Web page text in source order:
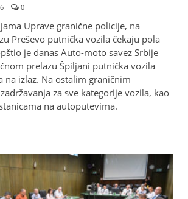
0
Uprave granične policije, na
Preševo putnička vozila čekaju pola
je danas Auto-moto savez Srbije
prelazu Špiljani putnička vozila
na izlaz. Na ostalim graničnim
za sve kategorije vozila, kao
na autoputevima.